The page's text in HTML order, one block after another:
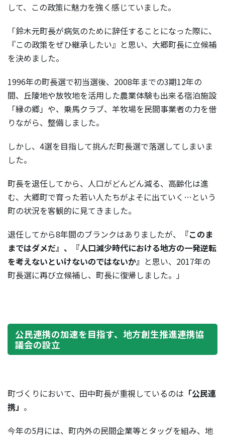
して、この政策に魅力を強く感じていました。
「鈴木元町長が病気のために辞任することになった際に、
『この政策をぜひ継承したい』と思い、大郷町長に立候補
を決めました。
1996年の町長選で初当選後、2008年までの3期12年の
間、丘陵地や放牧地を活用した農業体験も出来る宿泊施設
「縁の郷」や、乗馬クラブ、羊牧場を民間事業者の力を借
りながら、整備しました。
しかし、4選を目指して挑んだ町長選で落選してしまいま
した。
町長を退任してから、人口がどんどん減る、高齢化は進
む、大郷町で育った若い人たちがよそに出ていく…という
町の状況を客観的に見てきました。
退任してから8年間のブランクはありましたが、
『このま
まではダメだ』、『人口減少時代における地方の一発逆転
を考えないといけないのではないか』 と思い、2017年の
町長選に再び立候補し、町長に復帰しました。」
公民連携の加速を目指す、地方創生推進連携協
議会の設立
町づくりにおいて、田中町長が重視しているのは 「公民連
携」 。
今年の5月には、町内外の民間企業等とタッグを組み、地